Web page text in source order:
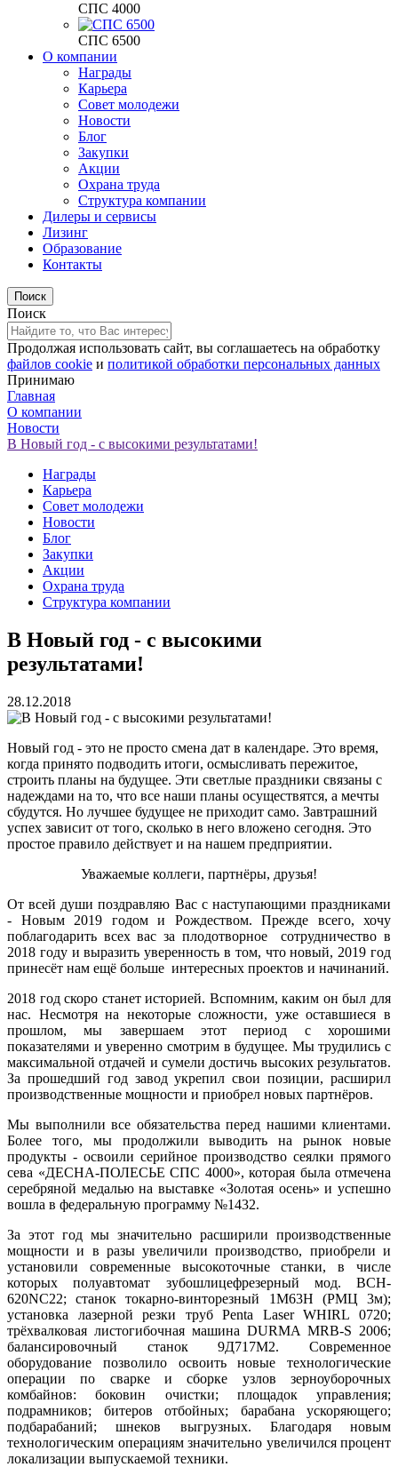
СПС 4000
СПС 6500
О компании
Награды
Карьера
Совет молодежи
Новости
Блог
Закупки
Акции
Охрана труда
Структура компании
Дилеры и сервисы
Лизинг
Образование
Контакты
Поиск
Продолжая использовать сайт, вы соглашаетесь на обработку
файлов cookie и политикой обработки персональных данных
Принимаю
Главная
О компании
Новости
В Новый год - с высокими результатами!
Награды
Карьера
Совет молодежи
Новости
Блог
Закупки
Акции
Охрана труда
Структура компании
В Новый год - с высокими
результатами!
28.12.2018
Новый год - это не просто смена дат в календаре. Это время,
когда принято подводить итоги, осмысливать пережитое,
строить планы на будущее. Эти светлые праздники связаны с
надеждами на то, что все наши планы осуществятся, а мечты
сбудутся. Но лучшее будущее не приходит само. Завтрашний
успех зависит от того, сколько в него вложено сегодня. Это
простое правило действует и на нашем предприятии.
Уважаемые коллеги, партнёры, друзья!
От всей души поздравляю Вас с наступающими праздниками
- Новым 2019 годом и Рождеством. Прежде всего, хочу
поблагодарить всех вас за плодотворное сотрудничество в
2018 году и выразить уверенность в том, что новый, 2019 год
принесёт нам ещё больше интересных проектов и начинаний.
2018 год скоро станет историей. Вспомним, каким он был для
нас. Несмотря на некоторые сложности, уже оставшиеся в
прошлом, мы завершаем этот период с хорошими
показателями и уверенно смотрим в будущее. Мы трудились с
максимальной отдачей и сумели достичь высоких результатов.
За прошедший год завод укрепил свои позиции, расширил
производственные мощности и приобрел новых партнёров.
Мы выполнили все обязательства перед нашими клиентами.
Более того, мы продолжили выводить на рынок новые
продукты - освоили серийное производство сеялки прямого
сева «ДЕСНА-ПОЛЕСЬЕ СПС 4000», которая была отмечена
серебряной медалью на выставке «Золотая осень» и успешно
вошла в федеральную программу №1432.
За этот год мы значительно расширили производственные
мощности и в разы увеличили производство, приобрели и
установили современные высокоточные станки, в числе
которых полуавтомат зубошлицефрезерный мод. ВСH-
620NC22; станок токарно-винторезный 1М63Н (РМЦ 3м);
установка лазерной резки труб Penta Laser WHIRL 0720;
трёхвалковая листогибочная машина DURMA MRB-S 2006;
балансировочный станок 9Д717М2. Современное
оборудование позволило освоить новые технологические
операции по сварке и сборке узлов зерноуборочных
комбайнов: боковин очистки; площадок управления;
подрамников; битеров отбойных; барабана ускоряющего;
подбарабаний; шнеков выгрузных. Благодаря новым
технологическим операциям значительно увеличился процент
локализации выпускаемой техники.